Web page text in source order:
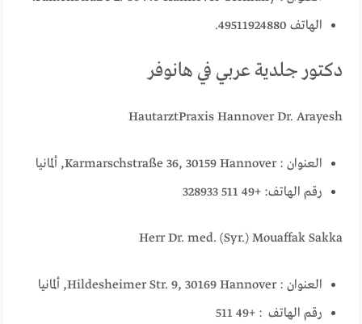
الهاتف 49511924880.
دكتور جلدية عربي في هانوفر
HautarztPraxis Hannover Dr. Arayesh
العنوان : Karmarschstraße 36, 30159 Hannover, ألمانيا
رقم الهاتف: +49 511 328933
Herr Dr. med. (Syr.) Mouaffak Sakka
العنوان : Hildesheimer Str. 9, 30169 Hannover, ألمانيا
رقم الهاتف : +49 511